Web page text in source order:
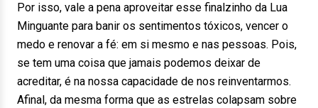
Por isso, vale a pena aproveitar esse finalzinho da Lua
Minguante para banir os sentimentos tóxicos, vencer o
medo e renovar a fé: em si mesmo e nas pessoas. Pois,
se tem uma coisa que jamais podemos deixar de
acreditar, é na nossa capacidade de nos reinventarmos.
Afinal, da mesma forma que as estrelas colapsam sobre